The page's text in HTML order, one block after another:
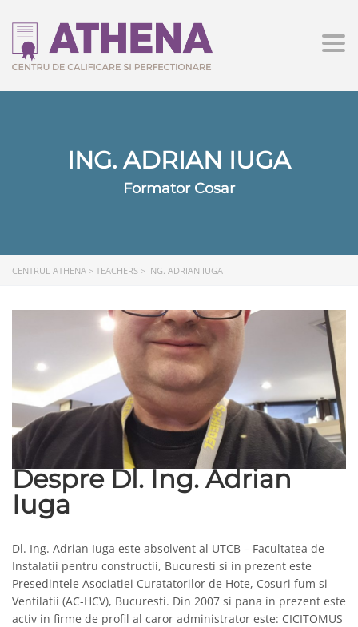
ING. ADRIAN IUGA
Formator Cosar
CENTRUL ATHENA > TEACHERS > ING. ADRIAN IUGA
Despre Dl. Ing. Adrian
Iuga
Dl. Ing. Adrian Iuga este absolvent al UTCB – Facultatea de
Instalatii pentru constructii, Bucuresti si in prezent este
Presedintele Asociatiei Curatatorilor de Hote, Cosuri fum si
Ventilatii (AC-HCV), Bucuresti. Din 2007 si pana in prezent este
activ in firme de profil al caror administrator este: CICITOMUS